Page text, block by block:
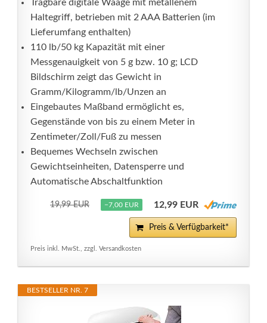
Tragbare digitale Waage mit metallenem
Haltegriff, betrieben mit 2 AAA Batterien (im
Lieferumfang enthalten)
110 lb/50 kg Kapazität mit einer
Messgenauigkeit von 5 g bzw. 10 g; LCD
Bildschirm zeigt das Gewicht in
Gramm/Kilogramm/lb/Unzen an
Eingebautes Maßband ermöglicht es,
Gegenstände von bis zu einem Meter in
Zentimeter/Zoll/Fuß zu messen
Bequemes Wechseln zwischen
Gewichtseinheiten, Datensperre und
Automatische Abschaltfunktion
19,99 EUR −7,00 EUR 12,99 EUR
Preis & Verfügbarkeit*
Preis inkl. MwSt., zzgl. Versandkosten
BESTSELLER NR. 7